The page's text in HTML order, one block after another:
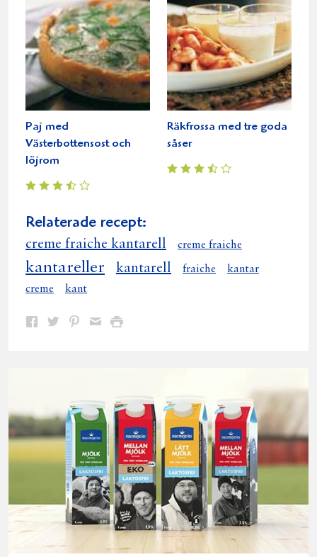
Paj med
Västerbottensost och
löjrom
Räkfrossa med tre goda
såser
Relaterade recept:
creme fraiche kantarell creme fraiche
kantareller kantarell fraiche
kantar
creme
kant
Dela Dela Dela DelaSkriv